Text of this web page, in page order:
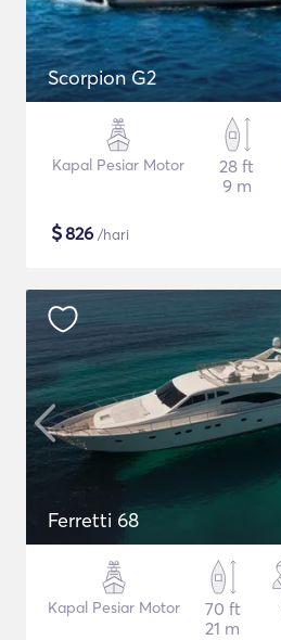
Scorpion G2
Kapal Pesiar Motor
28 ft
9 m
$826 /hari
Ferretti 68
Kapal Pesiar Motor
70 ft
21 m